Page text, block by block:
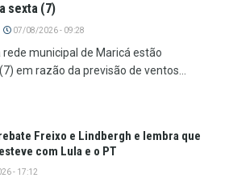
sexta (7)
07/08/2026 - 09:28
municipal de Maricá estão
em razão da previsão de ventos...
Freixo e Lindbergh e lembra que
com Lula e o PT
- 17:12